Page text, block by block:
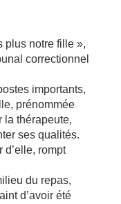
plus notre fille »,
correctionnel
importants,
prénommée
la thérapeute,
ses qualités.
d’elle, rompt
du repas,
d’avoir été